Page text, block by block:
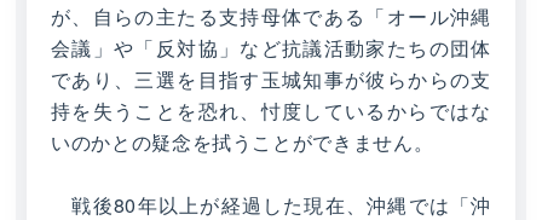
が、自らの主たる支持母体である「オール沖縄
会議」や「反対協」など抗議活動家たちの団体
であり、三選を目指す玉城知事が彼らからの支
持を失うことを恐れ、忖度しているからではな
いのかとの疑念を拭うことができません。
戦後80年以上が経過した現在、沖縄では「沖